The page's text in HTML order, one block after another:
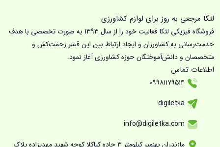
لتکا مرجعی به روز برای لوازم کشاورزی
فروشگاه فیزیکی لتکا فعالیت خود را از سال 1393 به صورت تخصصی با هدف
خدمت‌رسانی به کشاورزان و ایجاد ارتباط بین این قشر زحمت‌کش و
متخصصان و دانش‌آموختگان حوزه کشاورزی آغاز نمود.
اطلاعات تماس
مازندران بهنمیر کیلومتر ۳ جاده کیاکلا کوچه شهید مهدیزاده پلاک